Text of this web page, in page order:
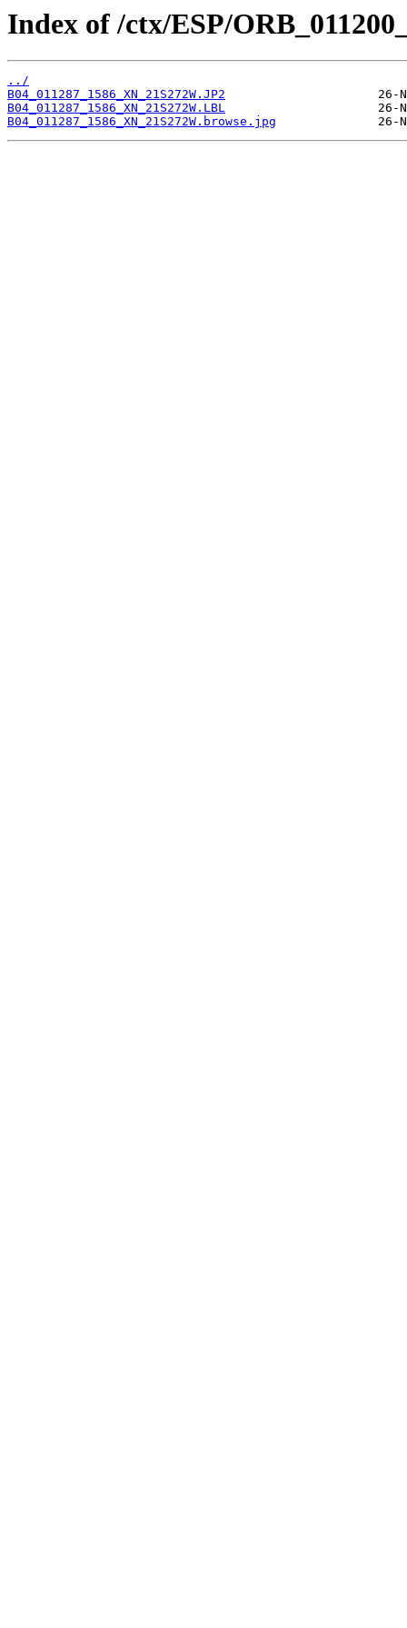
Index of /ctx/ESP/
../
B04_011287_1586_XN_21S272W.JP2
B04_011287_1586_XN_21S272W.LBL
B04_011287_1586_XN_21S272W.browse.jpg